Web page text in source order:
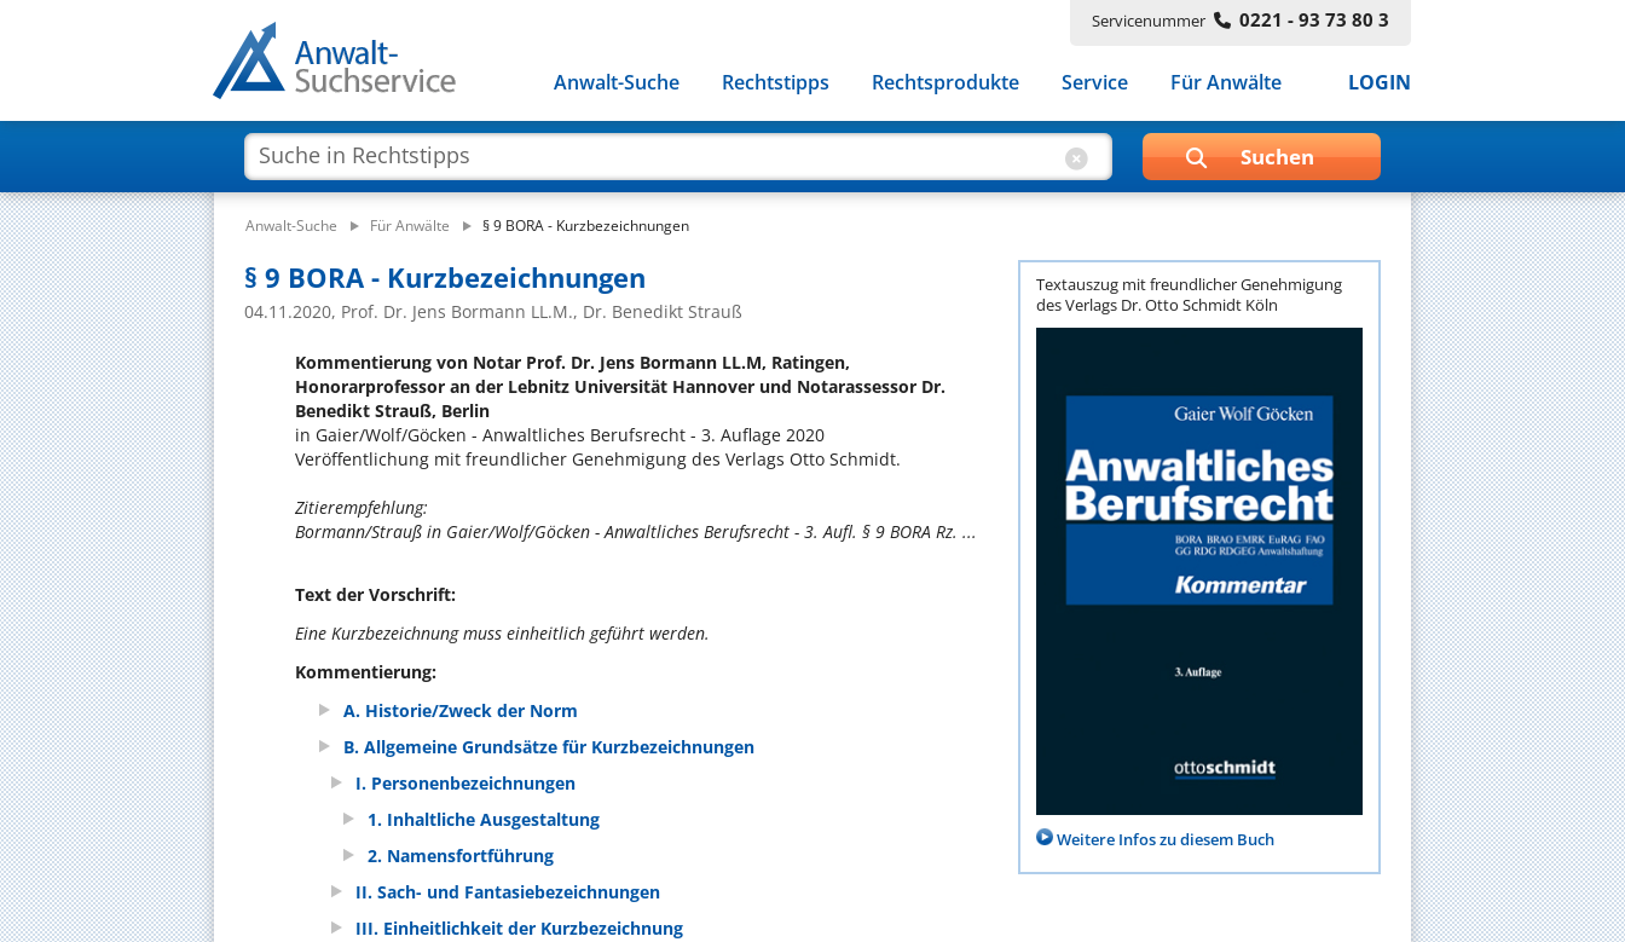
Servicenummer 0221 - 93 73 80 3
Anwalt-Suche Rechtstipps Rechtsprodukte Service Für Anwälte LOGIN
Anwalt-Suche Für Anwälte § 9 BORA - Kurzbezeichnungen
§ 9 BORA - Kurzbezeichnungen
04.11.2020, Prof. Dr. Jens Bormann LL.M., Dr. Benedikt Strauß
Kommentierung von Notar Prof. Dr. Jens Bormann LL.M, Ratingen,
Honorarprofessor an der Lebnitz Universität Hannover und Notarassessor Dr.
Benedikt Strauß, Berlin
in Gaier/Wolf/Göcken - Anwaltliches Berufsrecht - 3. Auflage 2020
Veröffentlichung mit freundlicher Genehmigung des Verlags Otto Schmidt.
Zitierempfehlung:
Bormann/Strauß in Gaier/Wolf/Göcken - Anwaltliches Berufsrecht - 3. Aufl. § 9 BORA Rz. ...
Text der Vorschrift:
Eine Kurzbezeichnung muss einheitlich geführt werden.
Kommentierung:
A. Historie/Zweck der Norm
B. Allgemeine Grundsätze für Kurzbezeichnungen
I. Personenbezeichnungen
1. Inhaltliche Ausgestaltung
2. Namensfortführung
II. Sach- und Fantasiebezeichnungen
III. Einheitlichkeit der Kurzbezeichnung
Textauszug mit freundlicher Genehmigung
des Verlags Dr. Otto Schmidt Köln
Weitere Infos zu diesem Buch